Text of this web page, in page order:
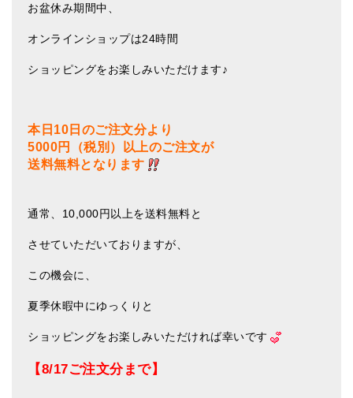
ビギナー講師・養成講座
アマナマナとは
About Us
LINEお友だち登録
お客様の声
お盆休み期間中、
オンラインショップは24時間
ショッピングをお楽しみいただけます♪
本日10日のご注文分より
5000円（税別）以上のご注文が
送料無料となります
通常、10,000円以上を送料無料と
させていただいておりますが、
この機会に、
夏季休暇中にゆっくりと
ショッピングをお楽しみいただければ幸いです
【8/17ご注文分まで】